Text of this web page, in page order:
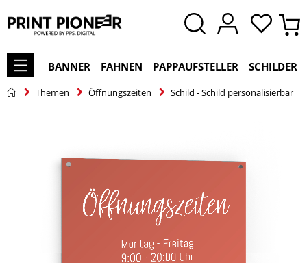
BANNER FAHNEN PAPPAUFSTELLER SCHILDER
Themen Öffnungszeiten Schild - Schild personalisierbar